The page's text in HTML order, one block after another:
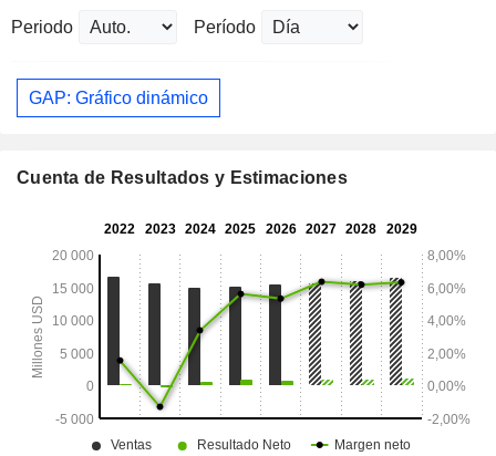
Periodo Período
GAP: Gráfico dinámico
Cuenta de Resultados y Estimaciones